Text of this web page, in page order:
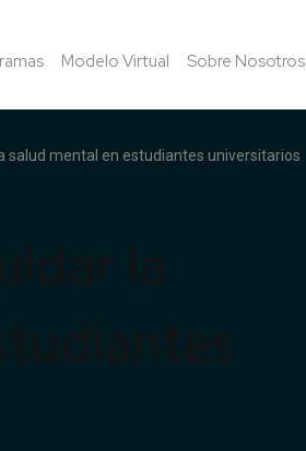
Modelo Virtual Sobre Nosotros
salud mental en estudiantes universitarios